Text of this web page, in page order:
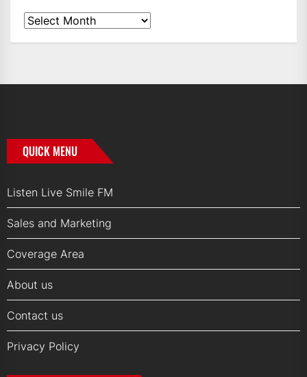
News
QUICK MENU
Listen Live Smile FM
Sales and Marketing
Coverage Area
About us
Contact us
Privacy Policy